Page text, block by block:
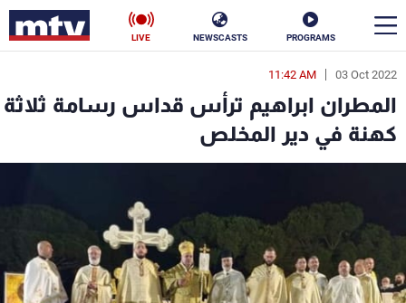
PROGRAMS
NEWSCASTS
LIVE
03 Oct 2022
11:42 AM
المطران ابراهيم ترأس قداس رسامة ثلاثة
كهنة في دير المخلص
en
الأخبار
سياسة ناس
إقتصاد
منوعات رياضة
كأس العالم